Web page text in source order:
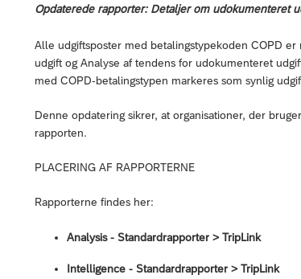
Opdaterede rapporter: Detaljer om udokumenteret
Alle udgiftsposter med betalingstypekoden COPD
udgift og Analyse af tendens for udokumenteret
med COPD-betalingstypen markeres som synlig
Denne opdatering sikrer, at organisationer, der
rapporten.
PLACERING AF RAPPORTERNE
Rapporterne findes her:
Analysis - Standardrapporter > TripLink
Intelligence - Standardrapporter ‎> TripLink